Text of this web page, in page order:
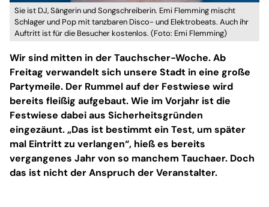
Sie ist DJ, Sängerin und Songschreiberin. Emi Flemming mischt
Schlager und Pop mit tanzbaren Disco- und Elektrobeats. Auch ihr
Auftritt ist für die Besucher kostenlos. (Foto: Emi Flemming)
Wir sind mitten in der Tauchscher-Woche. Ab
Freitag verwandelt sich unsere Stadt in eine große
Partymeile. Der Rummel auf der Festwiese wird
bereits fleißig aufgebaut. Wie im Vorjahr ist die
Festwiese dabei aus Sicherheitsgründen
eingezäunt. „Das ist bestimmt ein Test, um später
mal Eintritt zu verlangen“, hieß es bereits
vergangenes Jahr von so manchem Tauchaer. Doch
das ist nicht der Anspruch der Veranstalter.